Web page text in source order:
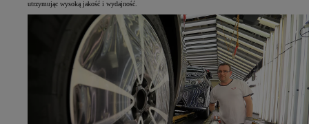
utrzymując wysoką jakość i wydajność.